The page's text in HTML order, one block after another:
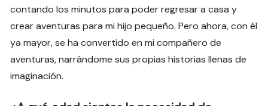
contando los minutos para poder regresar a casa y
crear aventuras para mi hijo pequeño. Pero ahora, con él
ya mayor, se ha convertido en mi compañero de
aventuras, narrándome sus propias historias llenas de
imaginación.